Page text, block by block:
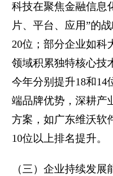
科技在聚焦金融信息
片、平台、应用”的
20位；部分企业如科
领域积累独特核心技
今年分别提升18和14
端品牌优势，深耕产
方案，如广东维沃软
10位以上排名提升。
（三）企业持续发